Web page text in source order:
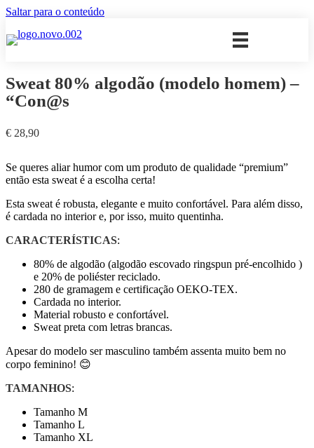
Saltar para o conteúdo
Sweat 80% algodão (modelo homem) –
“Con@s
€ 28,90
Se queres aliar humor com um produto de qualidade “premium”
então esta sweat é a escolha certa!
Esta sweat é robusta, elegante e muito confortável. Para além disso,
é cardada no interior e, por isso, muito quentinha.
CARACTERÍSTICAS:
80% de algodão (algodão escovado ringspun pré-encolhido )
e 20% de poliéster reciclado.
280 de gramagem e certificação OEKO-TEX.
Cardada no interior.
Material robusto e confortável.
Sweat preta com letras brancas.
Apesar do modelo ser masculino também assenta muito bem no
corpo feminino! 😊
TAMANHOS:
Tamanho M
Tamanho L
Tamanho XL